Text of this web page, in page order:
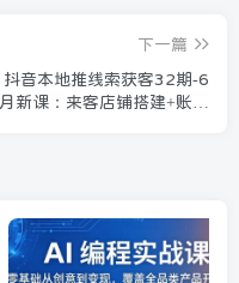
下一篇
抖音本地推线索获客32期-6
月新课：来客店铺搭建+账户